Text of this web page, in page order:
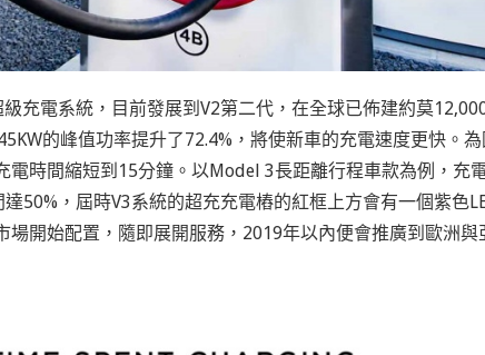
充電系統，目前發展到V2第二代，在全球已佈建約莫
的峰值功率提升了72.4%，將使新車的充電速度更快。
時間縮短到15分鐘。以Model 3長距離行程車款為例，充
50%，屆時V3系統的超充充電樁的紅框上方會有一個紫色
場開始配置，隨即展開服務，2019年以內便會推廣到歐洲與